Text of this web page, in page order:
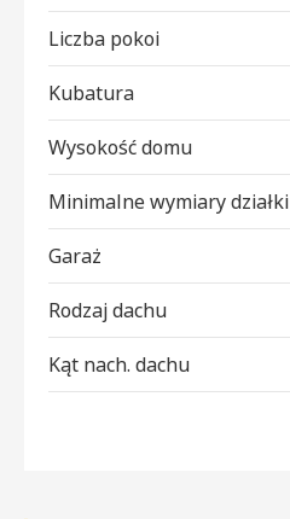
Liczba pokoi
Kubatura
Wysokość domu
Minimalne wymiary działki
Garaż
Rodzaj dachu
Kąt nach. dachu